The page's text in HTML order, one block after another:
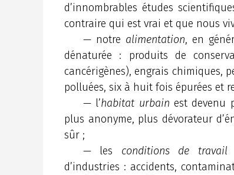
d’innombrables études
contraire qui est vrai et que nous
— notre alimentation, en
dénaturée : produits de
cancérigènes), engrais chimiques,
polluées, six à huit fois épurées et
— l’habitat urbain est devenu
plus anonyme, plus dévorateur
sûr ;
— les conditions de travail
d’industries : accidents,